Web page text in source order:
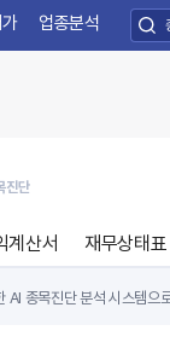
업종분석
진단
계산서 재무상태표
AI 종목진단 분석 시스템으